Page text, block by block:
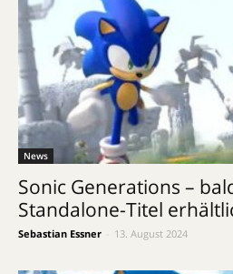
News
Sonic Generations –
Standalone-Titel
Sebastian Essner 13. August 2024